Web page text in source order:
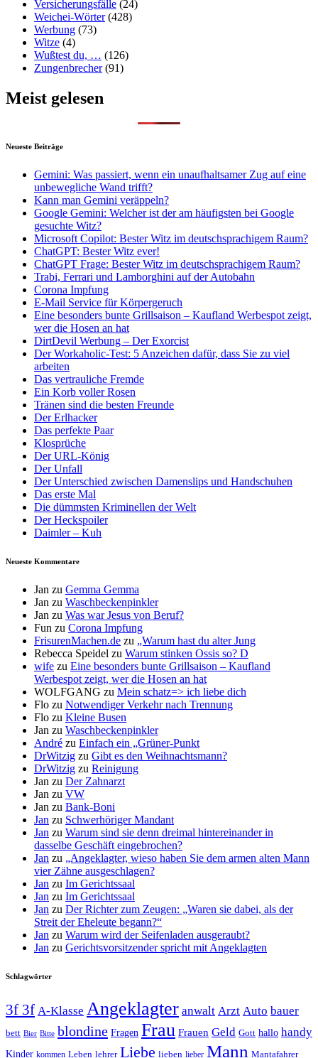
Versicherungsfälle (24)
Weichei-Wörter(428)
Werbung (73)
Witze (4)
Wußtest du, … (126)
Zungenbrecher(91)
Meist gelesen
Neueste Beiträge
Gemini: Was passiert, wenn ein unaufhaltsamer Zug auf eine
unbewegliche Wand trifft?
Kann man Gemini veräppeln?
Google Gemini: Welcher ist der am häufigsten bei Google
gesuchte Witz?
Microsoft Copilot: Bester Witz im deutschsprachigem Raum?
ChatGPT: Bester Witz ever!
ChatGPT Frage: Bester Witz im deutschsprachigem Raum?
Trabi, Ferrari und Lamborghini auf der Autobahn
Corona Impfung
E-Mail Service für Körpergeruch
Eine besonders bunte Grillsaison – Kaufland Werbespot zeigt,
wer die Hosen an hat
DirtDevil Werbung – Der Exorcist
Der Workaholic-Test: 5 Anzeichen dafür, dass Sie zu viel
arbeiten
Das vertrauliche Fremde
Ein Korb voller Rosen
Tränen sind die besten Freunde
Der Erlhacker
Das perfekte Paar
Klosprüche
Der URL-König
Der Unfall
Der Unterschied zwischen Damenslips und Handschuhen
Das erste Mal
Die dümmsten Kriminellen der Welt
Der Heckspoiler
Daimler – Kuh
Neueste Kommentare
Jan zu Gemma Gemma
Jan zu Waschbeckenpinkler
Jan zu Was war Jesus von Beruf?
Fun zu Corona Impfung
FrisurenMachen.de zu „Warum hast du alter Jung
Rebecca Speidel zu Warum stinken Ossis so? D
wife zu Eine besonders bunte Grillsaison – Kaufland
Werbespot zeigt, wer die Hosen an hat
WOLFGANG zu Mein schatz=> ich liebe dich
Flo zu Notwendiger Verkehr nach Trennung
Flo zu Kleine Busen
Jan zu Waschbeckenpinkler
André zu Einfach ein „Grüner-Punkt
DrWitzig zu Gibt es den Weihnachtsmann?
DrWitzig zu Reinigung
Jan zu Der Zahnarzt
Jan zu VW
Jan zu Bank-Boni
Jan zu Schwerhöriger Mandant
Jan zu Warum sind sie denn dreimal hintereinander in
dasselbe Geschäft eingebrochen?
Jan zu „Angeklagter, wieso haben Sie dem armen alten Mann
vier Zähne ausgeschlagen?
Jan zu Im Gerichtssaal
Jan zu Im Gerichtssaal
Jan zu Der Richter zum Zeugen: „Waren sie dabei, als der
Streit der Eheleute begann?“
Jan zu Warum wird der Seifenladen ausgeraubt?
Jan zu Gerichtsvorsitzender spricht mit Angeklagten
Schlagwörter
3f 3f A-Klasse Angeklagter anwalt Arzt Auto bauer
bett Bier Bitte blondine Fragen Frau Frauen Geld Gott hallo handy
Kinder kommen Leben lehrer Liebe lieben lieber Mann Mantafahrer